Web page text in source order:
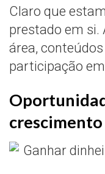
Claro que
prestado em si.
área,
participação
crescimento